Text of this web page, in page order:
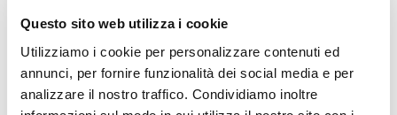
Questo sito web utilizza i cookie
Utilizziamo i cookie per personalizzare contenuti ed
annunci, per fornire funzionalità dei social media e per
analizzare il nostro traffico. Condividiamo inoltre